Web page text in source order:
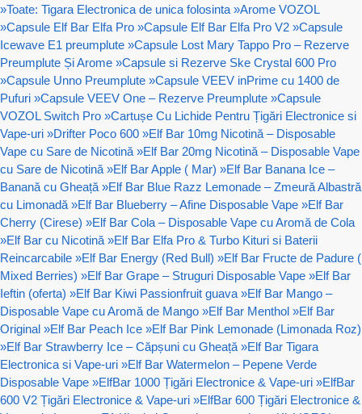
»Toate: Tigara Electronica de unica folosinta »Arome VOZOL
»Capsule Elf Bar Elfa Pro »Capsule Elf Bar Elfa Pro V2 »Capsule
Icewave E1 preumplute »Capsule Lost Mary Tappo Pro – Rezerve
Preumplute Și Arome »Capsule si Rezerve Ske Crystal 600 Pro
»Capsule Unno Preumplute »Capsule VEEV inPrime cu 1400 de
Pufuri »Capsule VEEV One – Rezerve Preumplute »Capsule
VOZOL Switch Pro »Cartușe Cu Lichide Pentru Țigări Electronice si
Vape-uri »Drifter Poco 600 »Elf Bar 10mg Nicotină – Disposable
Vape cu Sare de Nicotină »Elf Bar 20mg Nicotină – Disposable Vape
cu Sare de Nicotină »Elf Bar Apple ( Mar) »Elf Bar Banana Ice –
Banană cu Gheață »Elf Bar Blue Razz Lemonade – Zmeură Albastră
cu Limonadă »Elf Bar Blueberry – Afine Disposable Vape »Elf Bar
Cherry (Cirese) »Elf Bar Cola – Disposable Vape cu Aromă de Cola
»Elf Bar cu Nicotină »Elf Bar Elfa Pro & Turbo Kituri si Baterii
Reincarcabile »Elf Bar Energy (Red Bull) »Elf Bar Fructe de Padure (
Mixed Berries) »Elf Bar Grape – Struguri Disposable Vape »Elf Bar
Ieftin (oferta) »Elf Bar Kiwi Passionfruit guava »Elf Bar Mango –
Disposable Vape cu Aromă de Mango »Elf Bar Menthol »Elf Bar
Original »Elf Bar Peach Ice »Elf Bar Pink Lemonade (Limonada Roz)
»Elf Bar Strawberry Ice – Căpșuni cu Gheață »Elf Bar Tigara
Electronica si Vape-uri »Elf Bar Watermelon – Pepene Verde
Disposable Vape »ElfBar 1000 Țigări Electronice & Vape-uri »ElfBar
600 V2 Țigări Electronice & Vape-uri »ElfBar 600 Țigări Electronice &